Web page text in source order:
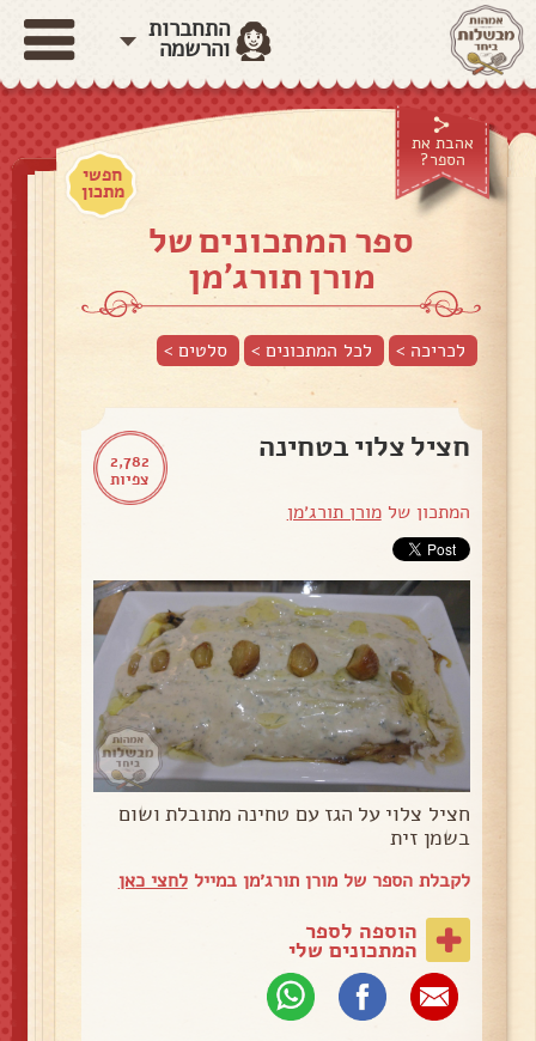
התחברות
והרשמה
אהבת את
הספר?
חפשי
מתכון
ספר המתכונים של
מורן תורג׳מן
לכריכה > לכל המתכונים > סלטים>
2,782
צפיות
חציל צלוי בטחינה
המתכון שלמורן תורג׳מן
חציל צלוי על הגז עם טחינה מתובלת ושום
בשמן זית
לקבלת הספר של מורן תורג׳מן במייללחצי כאן
הוספה לספר
המתכונים שלי